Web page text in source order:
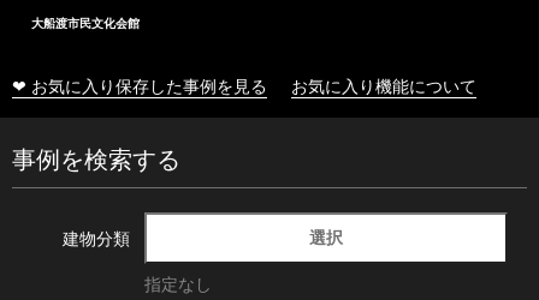
大船渡市民文化会館
❤ お気に入り保存した事例を見る お気に入り機能について
事例を検索する
建物分類 選択
指定なし